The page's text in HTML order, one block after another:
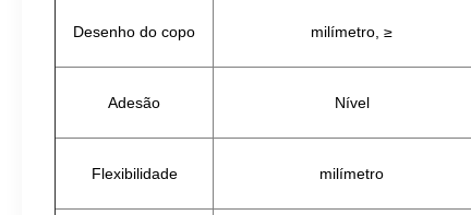
Desenho do copo milímetro, ≥
Adesão Nível
Flexibilidade milímetro